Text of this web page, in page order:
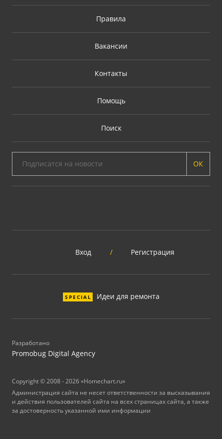
Правила
Вакансии
Контакты
Помощь
Поиск
ОК
Вход / Регистрация
SPECIAL Идеи для ремонта
Разработано
Promobug Digital Agency
Copyright © 2008 - 2026 «Homechart.ru»
Администрация сайта не несет ответственности за высказывания
и действия пользователей сайта на всех страницах сайта, а также
за достоверность указанной ими информации